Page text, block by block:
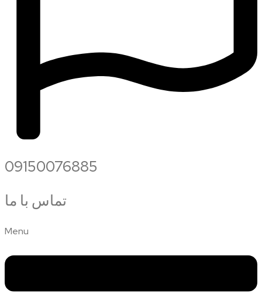
09150076885
تماس با ما
Menu